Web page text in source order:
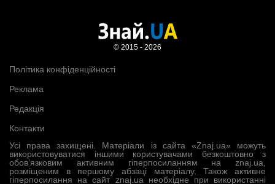
Усі права захищені. Матеріали із сайта «Znaj.ua» можуть
використовуватися іншими користувачами безкоштовно з
обов’язковим активним гіперпосиланням на znaj.ua,
розміщеним в першому абзаці матеріалу. Також активне
гіперпосилання на сайт znaj.ua необхідне при використанні
Політика конфіденційності
Реклама
Редакція
Контакти
© 2015 - 2026